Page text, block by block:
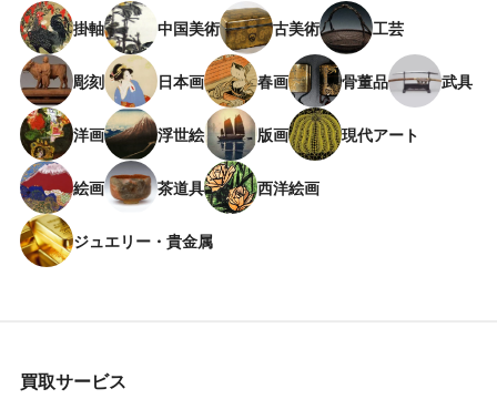
掛軸 中国美術 古美術 工芸
彫刻 日本画 春画 骨董品 武具
洋画 浮世絵 版画 現代アート
絵画 茶道具 西洋絵画
ジュエリー・貴金属
買取サービス